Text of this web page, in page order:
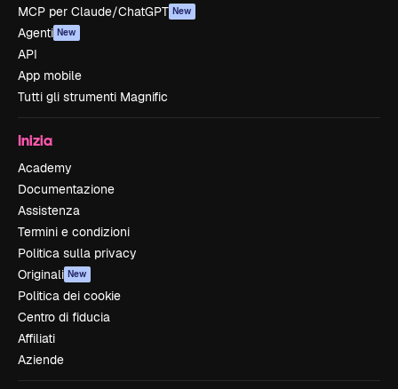
MCP per Claude/ChatGPT New
Agenti New
API
App mobile
Tutti gli strumenti Magnific
Inizia
Academy
Documentazione
Assistenza
Termini e condizioni
Politica sulla privacy
Originali New
Politica dei cookie
Centro di fiducia
Affiliati
Aziende